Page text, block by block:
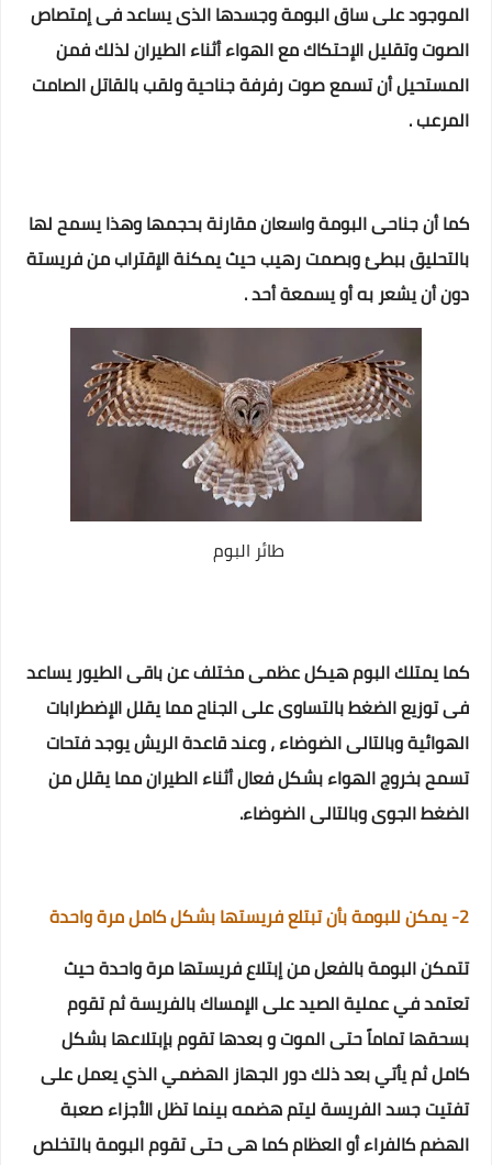
الموجود على ساق البومة وجسدها الذى يساعد فى إمتصاص
الصوت وتقليل الإحتكاك مع الهواء أثناء الطيران لذلك فمن
المستحيل أن تسمع صوت رفرفة جناحية ولقب بالقاتل الصامت
المرعب .
كما أن جناحى البومة واسعان مقارنة بحجمها وهذا يسمح لها
بالتحليق ببطئ وبصمت رهيب حيث يمكنة الإقتراب من فريستة
دون أن يشعر به أو يسمعة أحد .
طائر البوم
كما يمتلك البوم هيكل عظمى مختلف عن باقى الطيور يساعد
فى توزيع الضغط بالتساوى على الجناح مما يقلل الإضطرابات
الهوائية وبالتالى الضوضاء ، وعند قاعدة الريش يوجد فتحات
تسمح بخروج الهواء بشكل فعال أثناء الطيران مما يقلل من
الضغط الجوى وبالتالى الضوضاء.
2- يمكن للبومة بأن تبتلع فريستها بشكل كامل مرة واحدة
تتمكن البومة بالفعل من إبتلاع فريستها مرة واحدة حيث
تعتمد في عملية الصيد على الإمساك بالفريسة ثم تقوم
بسحقها تماماً حتى الموت و بعدها تقوم بإبتلاعها بشكل
كاملثم يأتي بعد ذلك دور الجهاز الهضمي الذي يعمل على
تفتيت جسد الفريسة ليتم هضمهبينما تظل الأجزاء صعبة
الهضم كالفراء أو العظام كما هى حتى تقوم البومة بالتخلص